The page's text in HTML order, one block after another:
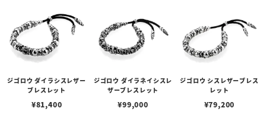
ジゴロウ ダイラシスレザー
ブレスレット
¥81,400
ジゴロウ ダイラネイシスレ
ザーブレスレット
¥99,000
ジゴロウ シスレザーブレス
レット
¥79,200